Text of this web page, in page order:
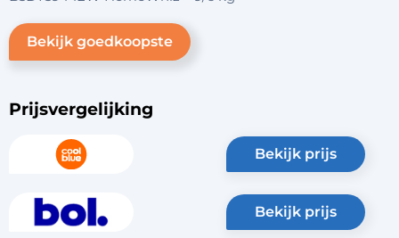
Bekijk goedkoopste
Prijsvergelijking
bekijk prijs
bekijk prijs